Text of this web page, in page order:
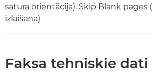
satura orientācija), Skip Blank pages
izlaišana)
Faksa tehniskie dati